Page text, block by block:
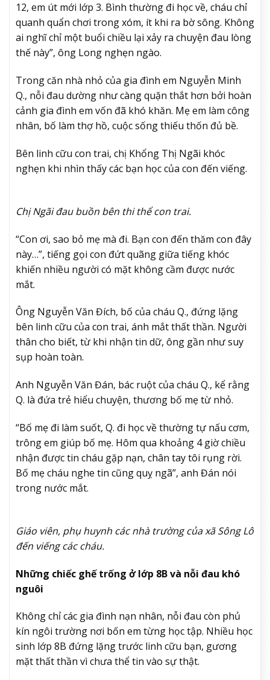
12, em út mới lớp 3. Bình thường đi học về, cháu chỉ
quanh quẩn chơi trong xóm, ít khi ra bờ sông. Không
ai nghĩ chỉ một buổi chiều lại xảy ra chuyện đau lòng
thế này”, ông Long nghẹn ngào.
Trong căn nhà nhỏ của gia đình em Nguyễn Minh
Q., nỗi đau dường như càng quặn thắt hơn bởi hoàn
cảnh gia đình em vốn đã khó khăn. Mẹ em làm công
nhân, bố làm thợ hồ, cuộc sống thiếu thốn đủ bề.
Bên linh cữu con trai, chị Khổng Thị Ngãi khóc
nghẹn khi nhìn thấy các bạn học của con đến viếng.
Chị Ngãi đau buồn bên thi thể con trai.
“Con ơi, sao bỏ mẹ mà đi. Bạn con đến thăm con đây
này…”, tiếng gọi con đứt quãng giữa tiếng khóc
khiến nhiều người có mặt không cầm được nước
mắt.
Ông Nguyễn Văn Đích, bố của cháu Q., đứng lặng
bên linh cữu của con trai, ánh mắt thất thần. Người
thân cho biết, từ khi nhận tin dữ, ông gần như suy
sụp hoàn toàn.
Anh Nguyễn Văn Đán, bác ruột của cháu Q., kể rằng
Q. là đứa trẻ hiểu chuyện, thương bố mẹ từ nhỏ.
“Bố mẹ đi làm suốt, Q. đi học về thường tự nấu cơm,
trông em giúp bố mẹ. Hôm qua khoảng 4 giờ chiều
nhận được tin cháu gặp nạn, chân tay tôi rụng rời.
Bố mẹ cháu nghe tin cũng quỵ ngã”, anh Đán nói
trong nước mắt.
Giáo viên, phụ huynh các nhà trường của xã Sông Lô
đến viếng các cháu.
Những chiếc ghế trống ở lớp 8B và nỗi đau khó
nguôi
Không chỉ các gia đình nạn nhân, nỗi đau còn phủ
kín ngôi trường nơi bốn em từng học tập. Nhiều học
sinh lớp 8B đứng lặng trước linh cữu bạn, gương
mặt thất thần vì chưa thể tin vào sự thật.